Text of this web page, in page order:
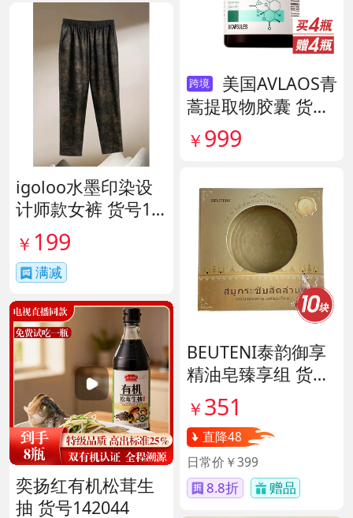
igoloo水墨印染设
计师款女裤 货号14
1653
￥ 199
满减
奕扬红有机松茸生
抽 货号142044
跨境
美国AVLAOS青
蒿提取物胶囊 货号
140567
￥ 999
BEUTENI泰韵御享
精油皂臻享组 货号
140122
￥ 351
直降48
日常价￥399
8.8折 赠品